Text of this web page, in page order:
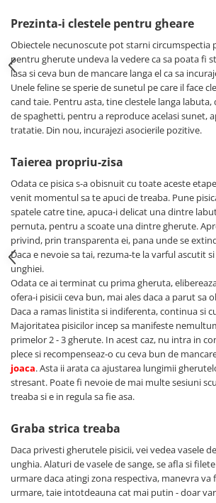
Hrană Broaște Țestoase
Întreținere Acvariu
Tratament Apă
Prezinta-i clestele pentru gheare
Obiectele necunoscute pot starni circumspectia
pentru gherute undeva la vedere ca sa poata fi
lasa si ceva bun de mancare langa el ca sa
Unele feline se sperie de sunetul pe care il face
cand taie. Pentru asta, tine clestele langa labuta,
de spaghetti, pentru a reproduce acelasi sunet,
tratatie. Din nou, incurajezi asocierile pozitive.
Taierea propriu-zisa
Odata ce pisica s-a obisnuit cu toate aceste
venit momentul sa te apuci de treaba. Pune
spatele catre tine, apuca-i delicat una dintre
pernuta, pentru a scoate una dintre gherute.
privind, prin transparenta ei, pana unde se
Daca e nevoie sa tai, rezuma-te la varful ascutit
unghiei.
Odata ce ai terminat cu prima gheruta,
ofera-i pisicii ceva bun, mai ales daca a parut sa
Daca a ramas linistita si indiferenta, continua si
Majoritatea pisicilor incep sa manifeste
primelor 2 - 3 gherute. In acest caz, nu intra in
plece si recompenseaz-o cu ceva bun de
joaca. Asta ii arata ca ajustarea lungimii
stresant. Poate fi nevoie de mai multe sesiuni
treaba si e in regula sa fie asa.
Graba strica treaba
Daca privesti gherutele pisicii, vei vedea vasele
unghia. Alaturi de vasele de sange, se afla si
urmare daca atingi zona respectiva, manevra va
urmare, taie intotdeauna cat mai putin - doar